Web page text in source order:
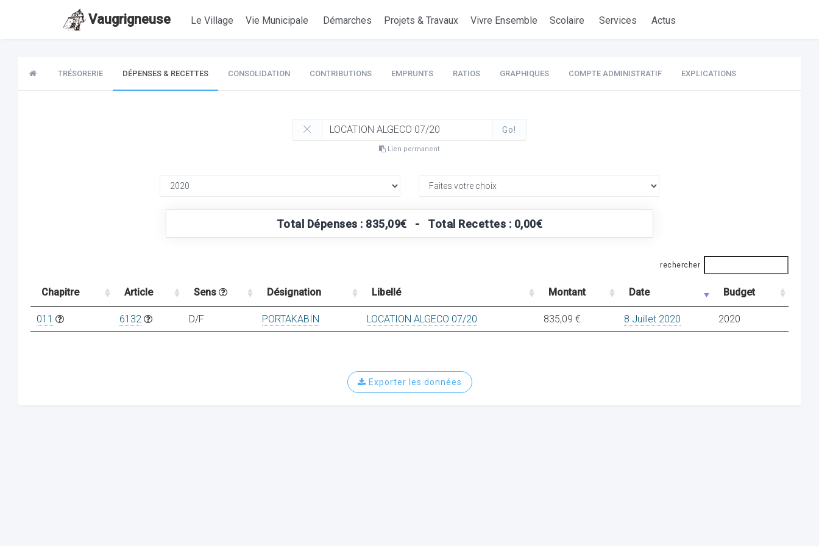
Vaugrigneuse Le Village Vie Municipale Démarches Projets & Travaux Vivre Ensemble Scolaire Services Actus
TRÉSORERIE DÉPENSES & RECETTES CONSOLIDATION CONTRIBUTIONS EMPRUNTS RATIOS GRAPHIQUES COMPTE ADMINISTRATIF EXPLICATIONS
Go!
Lien permanent
Total Dépenses : 835,09€ - Total Recettes : 0,00€
rechercher
Chapitre Article Sens Désignation Libellé Montant Date Budget
011 6132 D/F PORTAKABIN LOCATION ALGECO 07/20 835,09 € 8 Juillet 2020 2020
Exporter les données